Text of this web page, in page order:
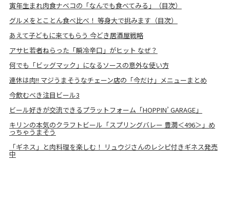
寅年生まれ肉食ナベコの「なんでも食べてみる」（目次）
グルメをとことん食べ比べ！ 等身大で挑みます（目次）
あえて子どもに来てもらう 今どき居酒屋戦略
アサヒ若者ねらった「瞬冷辛口」がヒット なぜ？
何でも「ビッグマック」になるソースの意外な使い方
連休は肉!! マジうまそうなチェーン店の「今だけ」メニューまとめ
今飲むべき注目ビール3
ビール好きが交流できるプラットフォーム「HOPPIN’ GARAGE」
キリンの本気のクラフトビール「スプリングバレー 豊潤＜496＞」め
っちゃうまそう
「ギネス」と肉料理を楽しむ！ リュウジさんのレシピ付きギネス発売
中